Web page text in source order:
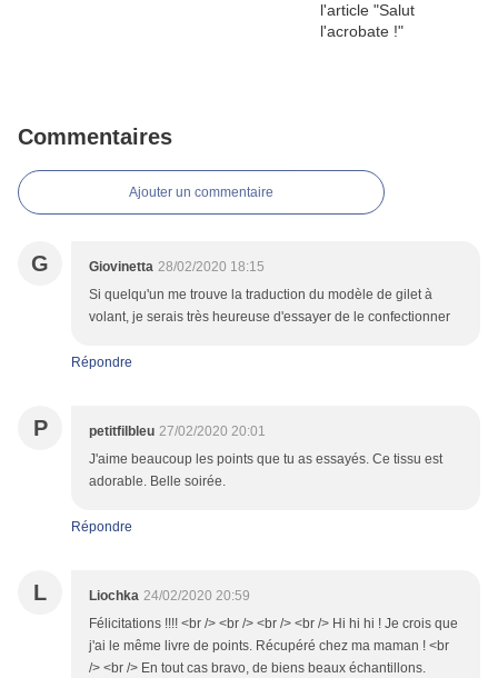
Commentaires
Ajouter un commentaire
G Giovinetta 28/02/2020 18:15
Si quelqu'un me trouve la traduction du modèle de gilet à
volant, je serais très heureuse d'essayer de le confectionner
Répondre
P petitfilbleu 27/02/2020 20:01
J'aime beaucoup les points que tu as essayés. Ce tissu est
adorable. Belle soirée.
Répondre
L Liochka 24/02/2020 20:59
Félicitations !!!! <br /> <br /> <br /> <br /> Hi hi hi ! Je crois que
j'ai le même livre de points. Récupéré chez ma maman ! <br
/> <br /> En tout cas bravo, de biens beaux échantillons.